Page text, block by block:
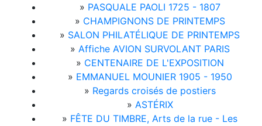
» PASQUALE PAOLI 1725 - 1807
» CHAMPIGNONS DE PRINTEMPS
» SALON PHILATÉLIQUE DE PRINTEMPS
» Affiche AVION SURVOLANT PARIS
» CENTENAIRE DE L'EXPOSITION
» EMMANUEL MOUNIER 1905 - 1950
» Regards croisés de postiers
» ASTÉRIX
» FÊTE DU TIMBRE, Arts de la rue - Les